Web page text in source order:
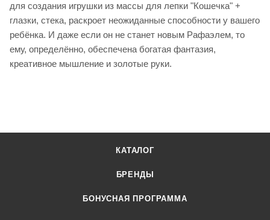
для создания игрушки из массы для лепки "Кошечка" +
глазки, стека, раскроет неожиданные способности у вашего
ребёнка. И даже если он не станет новым Рафаэлем, то
ему, определённо, обеспечена богатая фантазия,
креативное мышление и золотые руки.
КАТАЛОГ
БРЕНДЫ
БОНУСНАЯ ПРОГРАММА